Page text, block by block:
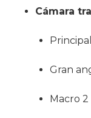
Cámara
Gran
Macro 2